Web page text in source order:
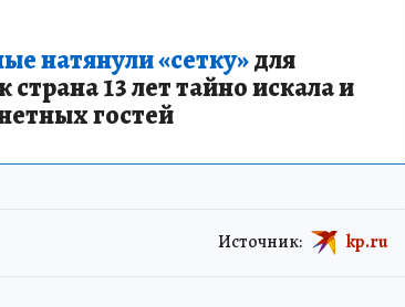
натянули «сетку»для
13 лет тайно искала и
гостей
Источник: kp.ru